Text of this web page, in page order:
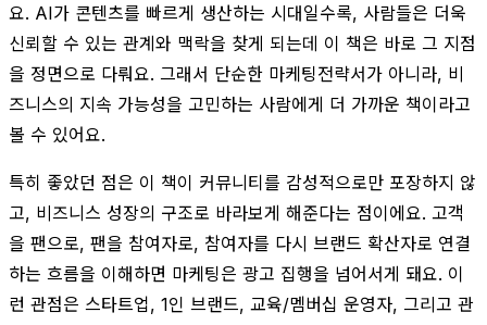
요. AI가 콘텐츠를 빠르게 생산하는 시대일수록, 사람들은 더욱
신뢰할 수 있는 관계와 맥락을 찾게 되는데 이 책은 바로 그 지점
을 정면으로 다뤄요. 그래서 단순한 마케팅전략서가 아니라, 비
즈니스의 지속 가능성을 고민하는 사람에게 더 가까운 책이라고
볼 수 있어요.
특히 좋았던 점은 이 책이 커뮤니티를 감성적으로만 포장하지 않
고, 비즈니스 성장의 구조로 바라보게 해준다는 점이에요. 고객
을 팬으로, 팬을 참여자로, 참여자를 다시 브랜드 확산자로 연결
하는 흐름을 이해하면 마케팅은 광고 집행을 넘어서게 돼요. 이
런 관점은 스타트업, 1인 브랜드, 교육/멤버십 운영자, 그리고 관